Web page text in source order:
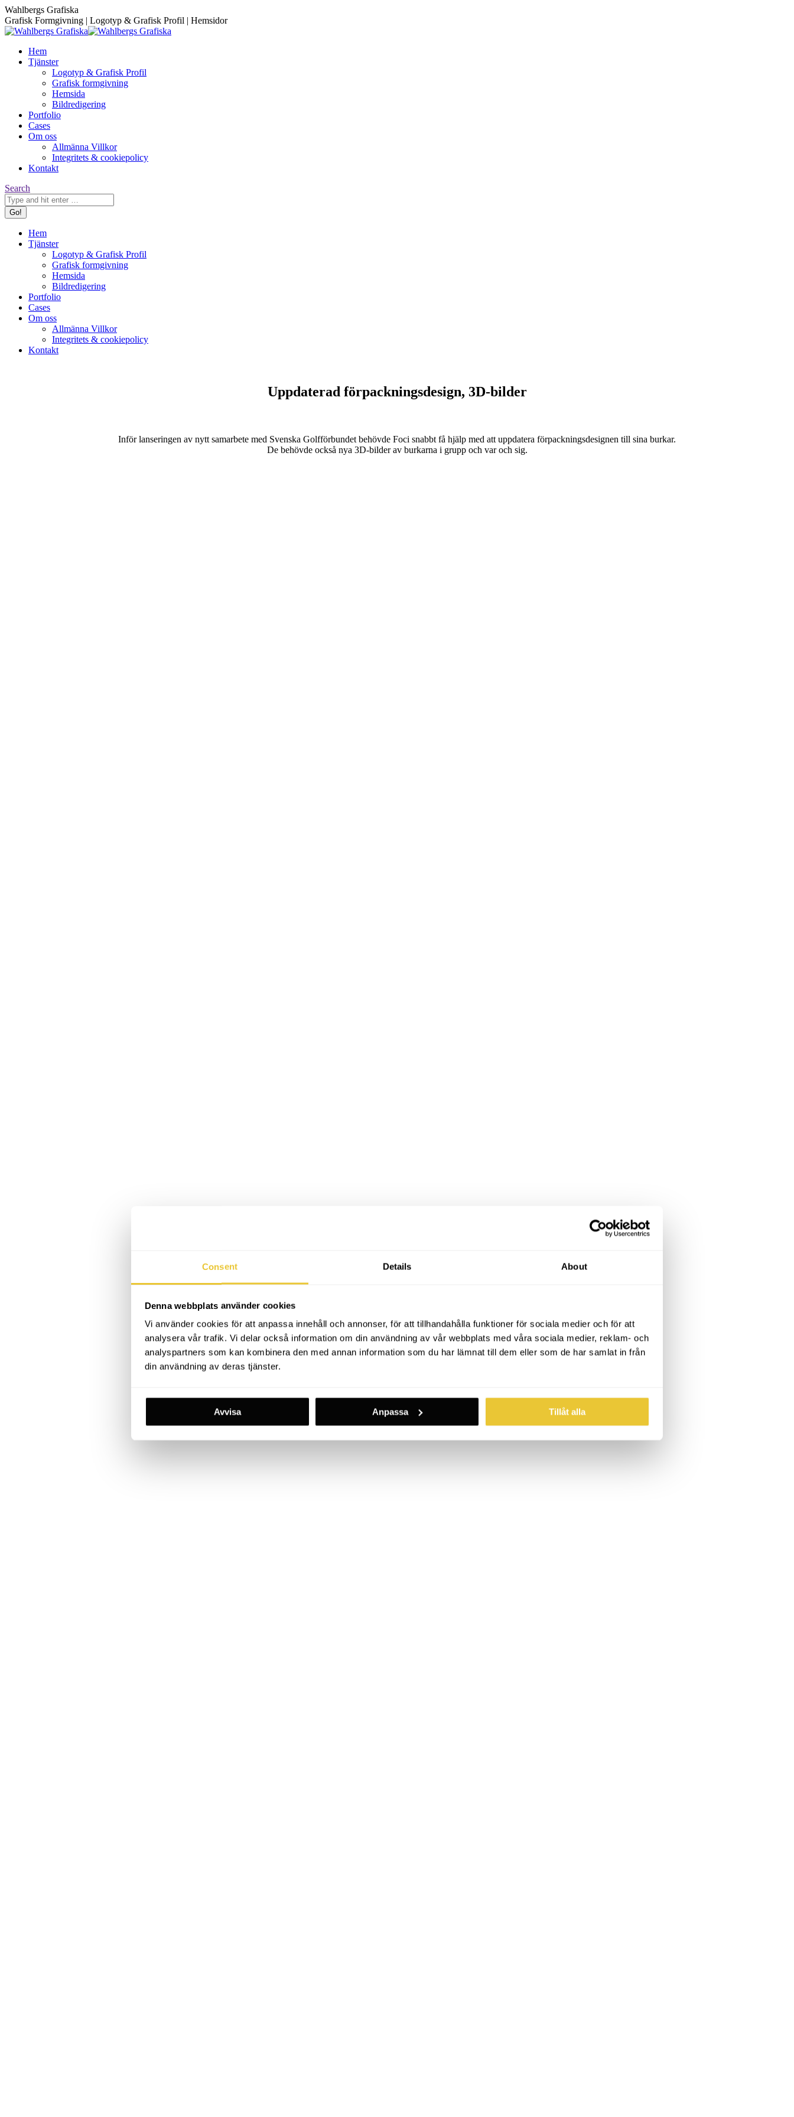
Consent Details About
Denna webbplats använder cookies
Vi använder cookies för att anpassa innehåll och annonser, för att tillhandahålla funktioner för sociala medier och för att
analysera vår trafik. Vi delar också information om din användning av vår webbplats med våra sociala medier, reklam- och
analyspartners som kan kombinera den med annan information som du har lämnat till dem eller som de har samlat in från
din användning av deras tjänster.
Avvisa Anpassa Tillåt alla
Skip
to
content
Facebook
page
opens
new
window
Instagram
page
opens
new
window
Wahlbergs Grafiska
Grafisk Formgivning | Logotyp & Grafisk Profil | Hemsidor
Hem
Tjänster
Logotyp & Grafisk Profil
Grafisk formgivning
Hemsida
Bildredigering
Portfolio
Cases
Om oss
Allmänna Villkor
Integritets & cookiepolicy
Kontakt
Search:
Search
Hem
Tjänster
Logotyp & Grafisk Profil
Grafisk formgivning
Hemsida
Bildredigering
Portfolio
Cases
Om oss
Allmänna Villkor
Integritets & cookiepolicy
Kontakt
Uppdaterad förpackningsdesign, 3D-bilder
Inför lanseringen av nytt samarbete med Svenska Golfförbundet behövde Foci snabbt få hjälp med att uppdatera förpackningsdesignen till sina burkar.
De behövde också nya 3D-bilder av burkarna i grupp och var och sig.